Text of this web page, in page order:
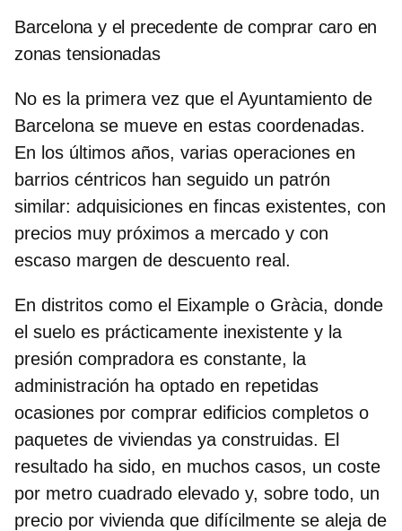
Barcelona y el precedente de comprar caro en
zonas tensionadas
No es la primera vez que el Ayuntamiento de
Barcelona se mueve en estas coordenadas.
En los últimos años, varias operaciones en
barrios céntricos han seguido un patrón
similar: adquisiciones en fincas existentes, con
precios muy próximos a mercado y con
escaso margen de descuento real.
En distritos como el Eixample o Gràcia, donde
el suelo es prácticamente inexistente y la
presión compradora es constante, la
administración ha optado en repetidas
ocasiones por comprar edificios completos o
paquetes de viviendas ya construidas. El
resultado ha sido, en muchos casos, un coste
por metro cuadrado elevado y, sobre todo, un
precio por vivienda que difícilmente se aleja de